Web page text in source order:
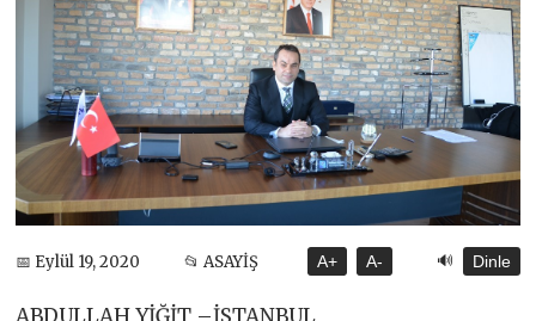
📅 Eylül 19, 2020 📂 ASAYİŞ A+ A- 🔊 Dinle